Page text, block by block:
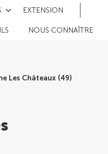
EXTENSION
NOUS CONNAÎTRE
Les Châteaux (49)